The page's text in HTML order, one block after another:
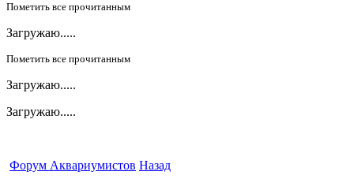
Пометить все прочитанным
Загружаю.....
Пометить все прочитанным
Загружаю.....
Загружаю.....
Форум Аквариумистов Назад